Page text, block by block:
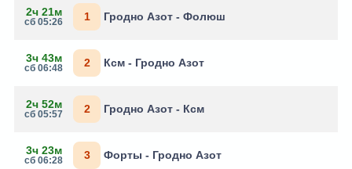
2ч 21м
сб 05:26 1 Гродно Азот - Фолюш
3ч 43м
сб 06:48 2 Ксм - Гродно Азот
2ч 52м
сб 05:57 2 Гродно Азот - Ксм
3ч 23м
сб 06:28 3 Форты - Гродно Азот